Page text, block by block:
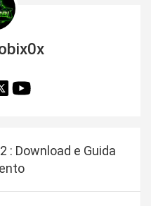
: Download e Guida